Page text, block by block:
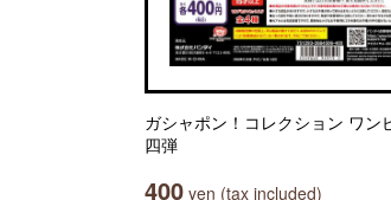
ガシャポン！コレクション ワン
四弾
400 yen (tax included)